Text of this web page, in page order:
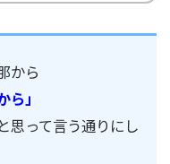
から
ら」
思って言う通りにし